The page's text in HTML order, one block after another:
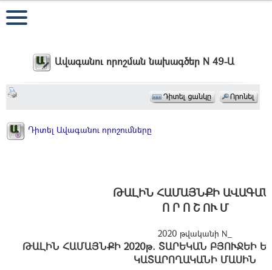
Ավագանու որոշման նախագծեր N 49-Ա
Դիտել Ավագանու որոշումները
ԹԱԼԻՆ ՀԱՄԱՅՆՔԻ
Ո Ր Ո Շ ՈՒ Մ
2020 թվականի N_
ԹԱԼԻՆ ՀԱՄԱՅՆՔԻ 2020թ. ՏԱՐԵԿԱՆ ԲՅՈՒՋԵԻ
ԿԱՏԱՐՈՂԱԿԱՆԻ ՄԱՍԻՆ